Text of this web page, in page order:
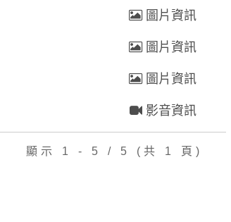
圖片資訊
圖片資訊
圖片資訊
影音資訊
顯示 1 - 5 / 5 (共 1 頁)